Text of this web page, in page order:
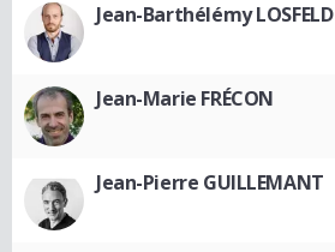
Jean-Barthélémy LOSFELD
Jean-Marie FRÉCON
Jean-Pierre GUILLEMANT